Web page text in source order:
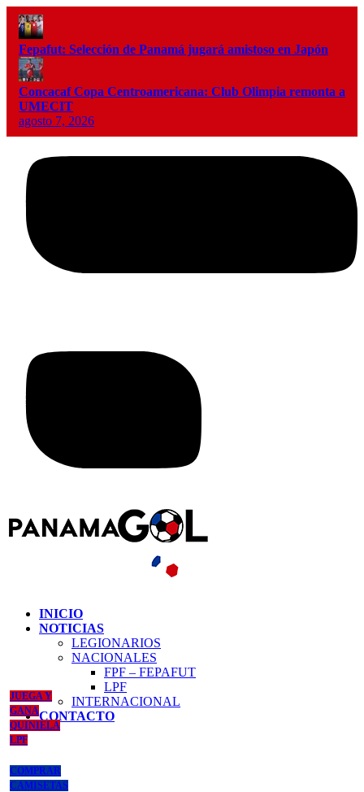
Fepafut: Selección de Panamá jugará amistoso en Japón
Concacaf Copa Centroamericana: Club Olimpia remonta a
UMECIT
agosto 7, 2026
INICIO
NOTICIAS
LEGIONARIOS
NACIONALES
FPF – FEPAFUT
LPF
INTERNACIONAL
CONTACTO
JUEGA Y
GANA
QUINIELA
LPF
COMPRAR
CAMISETAS